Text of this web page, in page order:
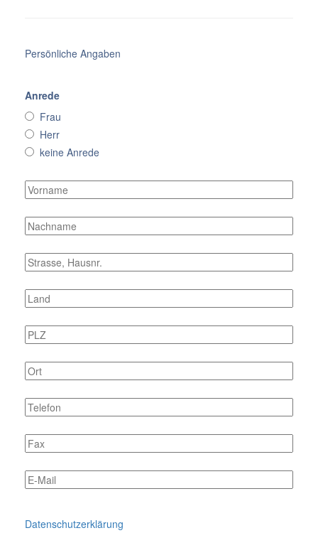
Persönliche Angaben
Anrede
Frau
Herr
keine Anrede
Datenschutzerklärung